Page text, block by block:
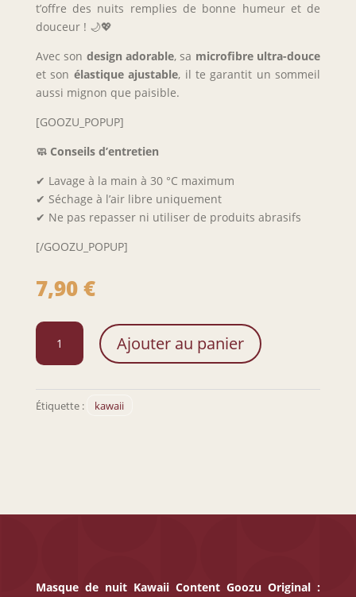
t’offre des nuits remplies de bonne humeur et de
douceur ! 🌙💖
Avec son design adorable, sa microfibre ultra-douce
et son élastique ajustable, il te garantit un sommeil
aussi mignon que paisible.
[GOOZU_POPUP]
🧼 Conseils d’entretien
✔ Lavage à la main à 30 °C maximum
✔ Séchage à l’air libre uniquement
✔ Ne pas repasser ni utiliser de produits abrasifs
[/GOOZU_POPUP]
7,90€
quantité
Masque
nuit
Ajouter au panier
Étiquette : kawaii
Masque de nuit Kawaii Content Goozu Original :